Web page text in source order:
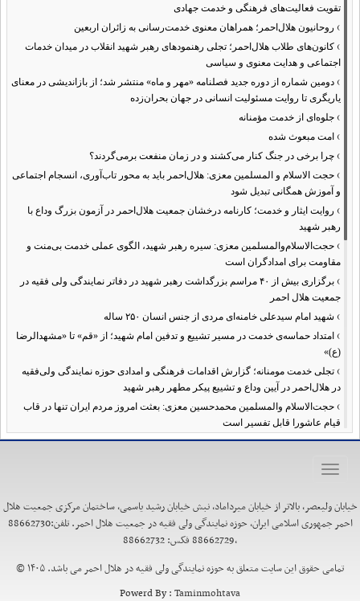
تقویت فعالیت‌های فرهنگی و خدمت جهادی
› روحانیون هلال‌احمر؛ همراهان معنوی خدمت‌رسانی به زائران اربعین
› کانون‌های طلاب هلال‌احمر؛ تجلی رهنمودهای رهبر شهید انقلاب در میدان خدمات
اجتماعی و هدایت معنوی و سیاسی
› دومین شماره از دوره جدید فصلنامه «مهر و ماه» منتشر شد؛ از بازاندیشی در معنای
یاریگری تا روایت مسئولیت انسانی در جهان بحران‌زده
› جلوه‌ای از خدمت مؤمنانه
› امت مبعوث شده
› چرا برخی در جنگ کنار می‌کشند و در زمان منفعت برمی‌گردند؟
› حجت الاسلام و المسلمین معزی: هلال‌احمر باید به محور تاب‌آوری، انسجام اجتماعی
و آموزش همگانی تبدیل شود
› روایت ایثار و خدمت؛ کارنامه درخشان جمعیت هلال‌احمر در آزمون بزرگ وداع با
رهبر شهید
› حجت‌الاسلام‌والمسلمین معزی: سیره رهبر شهید، الگوی عملی خدمت بی‌منت و
مقاومت برای امدادگران است
›
برگزاری بیش از ۴۰ مراسم بزرگداشت رهبر شهید در دفاتر نمایندگی ولی فقیه در
جمعیت هلال احمر
› شهید امام سیدعلی خامنه‌ای مردی از جنس انسان ۲۵۰ ساله
› امتداد حماسه‌ی خدمت در مسیر تشییع و تدفین امام شهید؛ از «قم» تا «مشهدالرضا
(ع)»
› تجلی خدمت مومنانه؛ گزارش اقدامات فرهنگی و امدادی حوزه نمایندگی ولی‌فقیه
در هلال‌احمر در آیین وداع و تشییع پیکر مطهر رهبر شهید
› حجت‌الاسلام والمسلمین محمدحسین معزی: بعثت امروز مردم ایران تنها در قاب
قیام عاشورا قابل تفسیر است
›آمادگی همه‌جانبه معاونت فرهنگی حوزه نمایندگی ولی‌فقیه هلال‌احمر برای
›طنین نوای حسینی در ساختمان صلح؛ ویژه‌برنامه‌های عزاداری دهه اول محرم در
› نماینده ولی‌فقیه در هلال‌احمر: حراست اثرگذار، پشتوانه سرمایه اجتماعی است /
هدف حکومت اسلامی، ساخت جامعه‌ای برای «خلیفه‌الله» شدن انسان‌هاست
تأکید نماینده ولی‌فقیه در هلال‌احمر بر هدفمندی برنامه‌های محرم / عزاداری‌ها
نیازمند توجه همزمان به ابعاد «معرفتی» و «عاطفی» است
Toggle
خیابان ولیعصر، بالاتر از خیابان میرداماد، نبش خیابان رشید یاسمی، ساختمان مرکزی جمعیت هلال
احمر جمهوری اسلامی ایران، حوزه نمایندگی ولی فقیه در جمعیت هلال احمر. تلفن:88662730
،88662729 فکس: 88662732
تمامی حقوق این سایت متعلق به حوزه نمایندگی ولی فقیه در هلال احمر می باشد. ۱۴۰۵ ©
Powerd By :Taminmohtava